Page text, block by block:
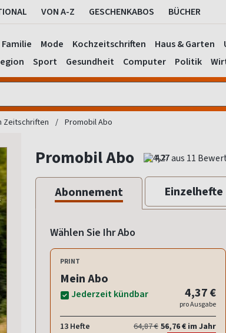
VON A-Z GESCHENKABOS BÜCHER
Familie Mode Kochzeitschriften Haus & Garten
Sport Gesundheit Computer Politik
Zeitschriften Promobil Abo
Promobil Abo 4,27
Abonnement Einzelhefte
Wählen Sie Ihr Abo
PRINT
Mein Abo
Jederzeit kündbar 4,37 €
pro Ausgabe
13 Hefte 64,87 € 56,76 € im Jahr